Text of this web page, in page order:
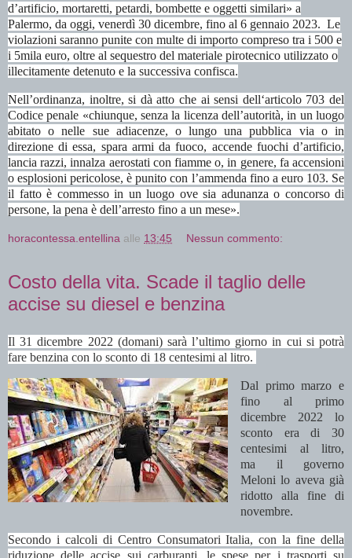
d’artificio, mortaretti, petardi, bombette e oggetti similari» a
Palermo, da oggi, venerdì 30 dicembre, fino al 6 gennaio 2023. Le
violazioni saranno punite con multe di importo compreso tra i 500 e
i 5mila euro, oltre al sequestro del materiale pirotecnico utilizzato o
illecitamente detenuto e la successiva confisca.
Nell’ordinanza, inoltre, si dà atto che ai sensi dell‘articolo 703 del
Codice penale «chiunque, senza la licenza dell’autorità, in un luogo
abitato o nelle sue adiacenze, o lungo una pubblica via o in
direzione di essa, spara armi da fuoco, accende fuochi d’artificio,
lancia razzi, innalza aerostati con fiamme o, in genere, fa accensioni
o esplosioni pericolose, è punito con l’ammenda fino a euro 103. Se
il fatto è commesso in un luogo ove sia adunanza o concorso di
persone, la pena è dell’arresto fino a un mese».
horacontessa.entellina alle 13:45 Nessun commento:
Costo della vita. Scade il taglio delle
accise su diesel e benzina
Il 31 dicembre 2022 (domani) sarà l’ultimo giorno in cui si potrà
fare benzina con lo sconto di 18 centesimi al litro.
Dal primo marzo e
fino al primo
dicembre 2022 lo
sconto era di 30
centesimi al litro,
ma il governo
Meloni lo aveva già
ridotto alla fine di
novembre.
Secondo i calcoli di Centro Consumatori Italia, con la fine della
riduzione delle accise sui carburanti, le spese per i trasporti su